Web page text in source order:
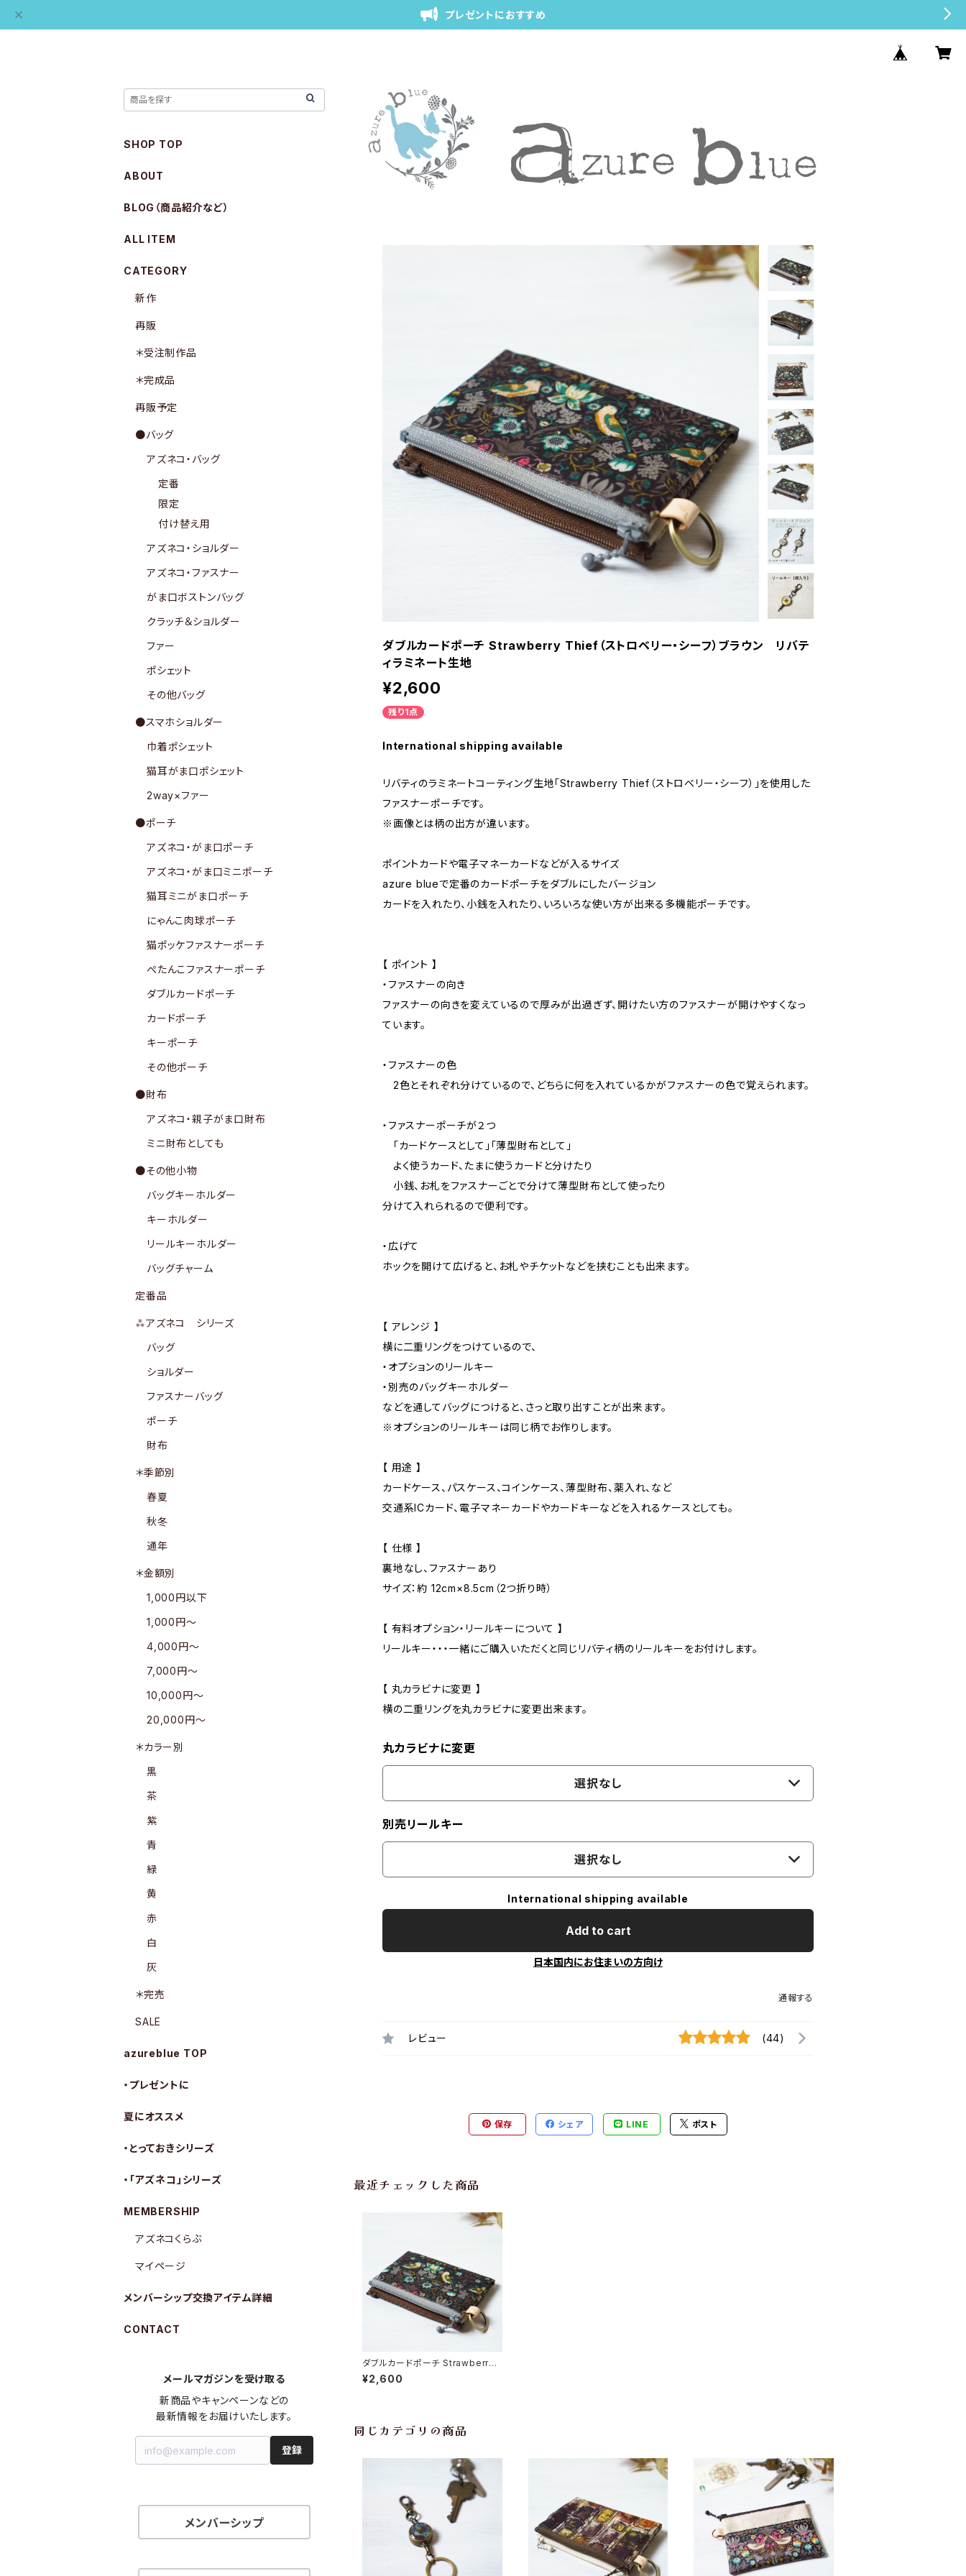
プレゼントにおすすめ
ダブルカードポーチ Strawberry Thief（ストロベリー・シーフ）ブラウン リバテ
ィラミネート生地
¥2,600
残り1点
International shipping available
リバティのラミネートコーティング生地「Strawberry Thief（ストロベリー・シーフ）」を使用した
ファスナーポーチです。
※画像とは柄の出方が違います。
ポイントカードや電子マネーカードなどが入るサイズ
azure blueで定番のカードポーチをダブルにしたバージョン
カードを入れたり、小銭を入れたり、いろいろな使い方が出来る多機能ポーチです。
【 ポイント 】
・ファスナーの向き
ファスナーの向きを変えているので厚みが出過ぎず、開けたい方のファスナーが開けやすくなっ
ています。
・ファスナーの色
2色とそれぞれ分けているので、どちらに何を入れているかがファスナーの色で覚えられます。
・ファスナーポーチが２つ
「カードケースとして」「薄型財布として」
よく使うカード、たまに使うカードと分けたり
小銭、お札をファスナーごとで分けて薄型財布として使ったり
分けて入れられるので便利です。
・広げて
ホックを開けて広げると、お札やチケットなどを挟むことも出来ます。
【 アレンジ 】
横に二重リングをつけているので、
・オプションのリールキー
・別売のバッグキーホルダー
などを通してバッグにつけると、さっと取り出すことが出来ます。
※オプションのリールキーは同じ柄でお作りします。
【 用途 】
カードケース、パスケース、コインケース、薄型財布、薬入れ、など
交通系ICカード、電子マネーカードやカードキーなどを入れるケースとしても。
【 仕様 】
裏地なし、ファスナーあり
サイズ：約 12cm×8.5cm（2つ折り時）
【 有料オプション・リールキーについて 】
リールキー・・・一緒にご購入いただくと同じリバティ柄のリールキーをお付けします。
【 丸カラビナに変更 】
横の二重リングを丸カラビナに変更出来ます。
丸カラビナに変更
選択なし
別売リールキー
選択なし
International shipping available
Add to cart
日本国内にお住まいの方向け
通報する
レビュー (44)
保存 シェア LINE ポスト
最近チェックした商品
ダブルカードポーチ Strawberry
Thief（ストロベリー・シーフ）ブラ
ウン リバティラミネート生地
¥2,600
同じカテゴリの商品
SHOP TOP
ABOUT
BLOG（商品紹介など）
ALL ITEM
CATEGORY
新作
再販
＊受注制作品
＊完成品
再販予定
●バッグ
アズネコ・バッグ
定番
限定
付け替え用
アズネコ・ショルダー
アズネコ・ファスナー
がま口ボストンバッグ
クラッチ＆ショルダー
ファー
ポシェット
その他バッグ
●スマホショルダー
巾着ポシェット
猫耳がま口ポシェット
2way×ファー
●ポーチ
アズネコ・がま口ポーチ
アズネコ・がま口ミニポーチ
猫耳ミニがま口ポーチ
にゃんこ肉球ポーチ
猫ポッケファスナーポーチ
ぺたんこファスナーポーチ
ダブルカードポーチ
カードポーチ
キーポーチ
その他ポーチ
●財布
アズネコ・親子がま口財布
ミニ財布としても
●その他小物
バッグキーホルダー
キーホルダー
リールキーホルダー
バッグチャーム
定番品
⁂アズネコ シリーズ
バッグ
ショルダー
ファスナーバッグ
ポーチ
財布
＊季節別
春夏
秋冬
通年
＊金額別
1,000円以下
1,000円〜
4,000円〜
7,000円〜
10,000円〜
20,000円〜
＊カラー別
黒
茶
紫
青
緑
黄
赤
白
灰
＊完売
SALE
azureblue TOP
・プレゼントに
夏にオススメ
・とっておきシリーズ
・「アズネコ」シリーズ
MEMBERSHIP
アズネコくらぶ
マイページ
メンバーシップ交換アイテム詳細
CONTACT
メールマガジンを受け取る
新商品やキャンペーンなどの
最新情報をお届けいたします。
登録
メンバーシップ